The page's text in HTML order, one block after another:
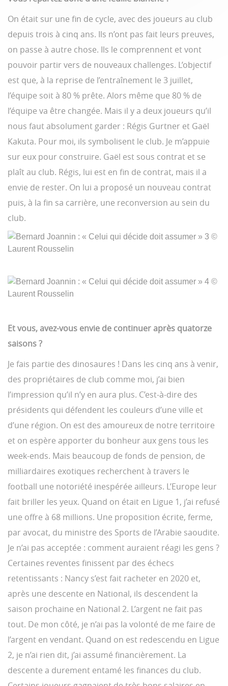
On était sur une fin de cycle, avec des joueurs au club
depuis trois à cinq ans. Ils n’ont pas fait leurs preuves,
on passe à autre chose. Ils le comprennent et vont
pouvoir partir vers de nouveaux challenges. L’objectif
est que, à la reprise de l’entraînement le 3 juillet,
l’équipe soit à 80 % prête. Alors même que 80 % de
l’équipe va être changée. Mais il y a deux joueurs qu’il
nous faut absolument garder : Régis Gurtner et Gaël
Kakuta. Pour moi, ils symbolisent le club. Je m’appuie
sur eux pour construire. Gaël est sous contrat et se
plaît au club. Régis, lui est en fin de contrat, mais il a
envie de rester. On lui a proposé un nouveau contrat
puis, à la fin sa carrière, une reconversion au sein du
club.
Et vous, avez-vous envie de continuer après quatorze
saisons ?
Je fais partie des dinosaures ! Dans les cinq ans à venir,
des propriétaires de club comme moi, j’ai bien
l’impression qu’il n’y en aura plus. C’est-à-dire des
présidents qui défendent les couleurs d’une ville et
d’une région. On est des amoureux de notre territoire
et on espère apporter du bonheur aux gens tous les
week-ends. Mais beaucoup de fonds de pension, de
milliardaires exotiques recherchent à travers le
football une notoriété inespérée ailleurs. L’Europe leur
fait briller les yeux. Quand on était en Ligue 1, j’ai refusé
une offre à 68 millions. Une proposition écrite, ferme,
par avocat, du ministre des Sports de l’Arabie saoudite.
Je n’ai pas acceptée : comment auraient réagi les gens ?
Certaines reventes finissent par des échecs
retentissants : Nancy s’est fait racheter en 2020 et,
après une descente en National, ils descendent la
saison prochaine en National 2. L’argent ne fait pas
tout. De mon côté, je n’ai pas la volonté de me faire de
l’argent en vendant. Quand on est redescendu en Ligue
2, je n’ai rien dit, j’ai assumé financièrement. La
descente a durement entamé les finances du club.